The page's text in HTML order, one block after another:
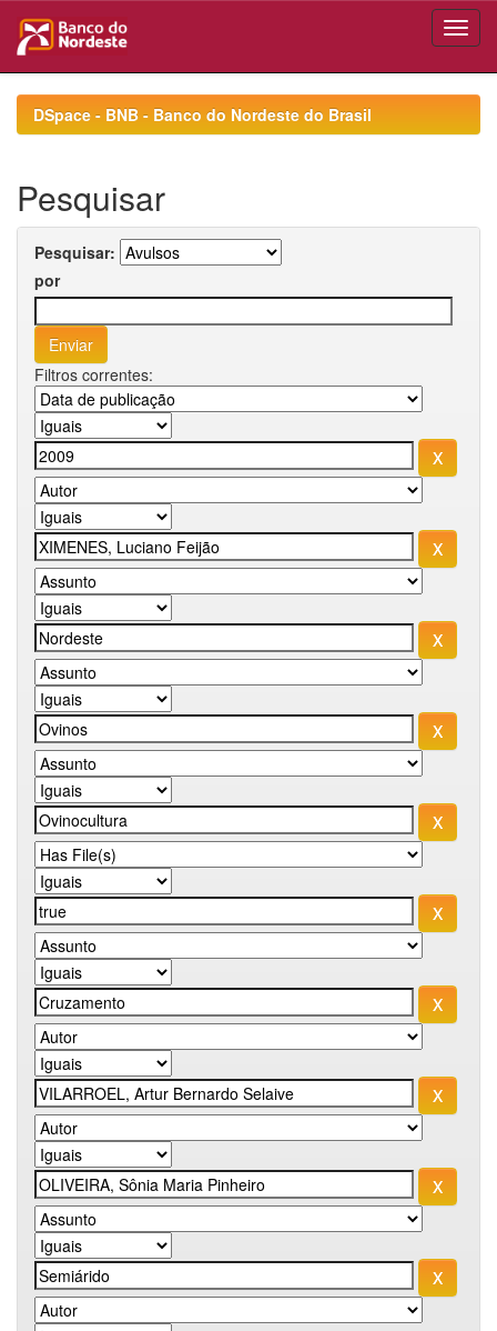
navigationDSpace - BNB - Banco do Nordeste do Brasil
Pesquisar
Pesquisar:
por
Filtros correntes: